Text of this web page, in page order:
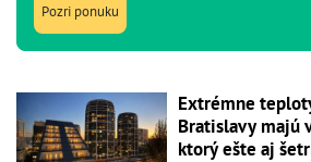
Pozri ponuku
Extrémne
Bratislavy majú
ktorý ešte aj